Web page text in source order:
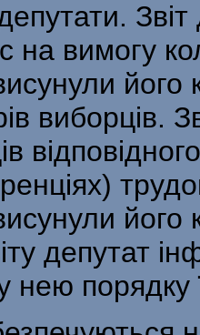
на вимогу
виборців.
депутат
нею порядку